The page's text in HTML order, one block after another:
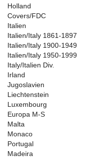
Holland
Covers/FDC
Italien
Italien/Italy 1861-1897
Italien/Italy 1900-1949
Italien/Italy 1950-1999
Italy/Italien Div.
Irland
Jugoslavien
Liechtenstein
Luxembourg
Europa M-S
Malta
Monaco
Portugal
Madeira